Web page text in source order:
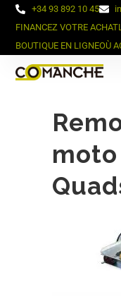
+34 93 892 10 45
FINANCEZ VOTRE ACHAT
BOUTIQUE EN LIGNEOÙ